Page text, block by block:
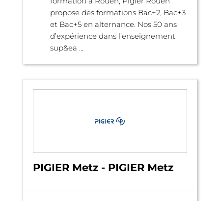
propose des formations Bac+2, Bac+3
et Bac+5 en alternance. Nos 50 ans
d’expérience dans l’enseignement
sup&ea ...
PIGIER Metz - PIGIER Metz